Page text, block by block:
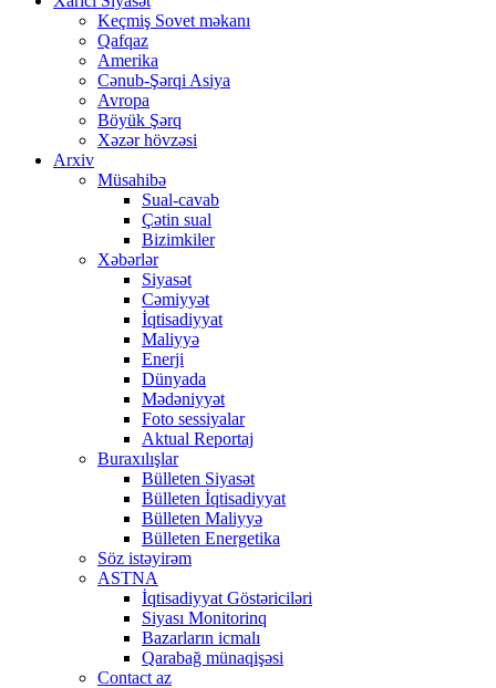
Keçmiş Sovet məkanı
Qafqaz
Amerika
Cənub-Şərqi Asiya
Avropa
Böyük Şərq
Xəzər hövzəsi
Arxiv
Müsahibə
Sual-cavab
Çətin sual
Bizimkiler
Xəbərlər
Siyasət
Cəmiyyət
İqtisadiyyat
Maliyyə
Enerji
Dünyada
Mədəniyyət
Foto sessiyalar
Aktual Reportaj
Buraxılışlar
Bülleten Siyasət
Bülleten İqtisadiyyat
Bülleten Maliyyə
Bülleten Energetika
Söz istəyirəm
ASTNA
İqtisadiyyat Göstəriciləri
Siyası Monitorinq
Bazarların icmalı
Qarabağ münaqişəsi
Contact az